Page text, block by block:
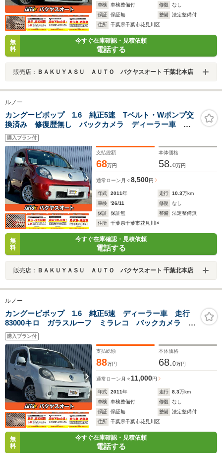
車検
車検整備付 修復
なし
保証
保証無 整備
法定整備付
住所
千葉県千葉市花見川区
無
料
今すぐ在庫確認・見積依頼
電話する
販売店： ＢＡＫＵＹＡＳＵ ＡＵＴＯ バクヤスオート 千葉北本店
ルノー
カングービボップ 1.6 純正5速 Tベルト・Wポンプ交
換済み 修復歴無し バックカメラ ディーラー車 車
検令和8年11月 ナビ・TV
購入プラン付
支払総額
68万円
本体価格
58.0万円
通常ローン 月々8,500円
年式 2011年 走行 10.3万km
車検
'26/11 修復
なし
保証
保証無 整備
法定整備無
住所
千葉県千葉市花見川区
無
料
今すぐ在庫確認・見積依頼
電話する
販売店： ＢＡＫＵＹＡＳＵ ＡＵＴＯ バクヤスオート 千葉北本店
ルノー
カングービボップ 1.6 純正5速 ディーラー車 走行
83000キロ ガラスルーフ ミラレコ バックカメラ ク
ルコン ETC
購入プラン付
支払総額
88万円
本体価格
68.0万円
通常ローン 月々 11,000円
年式 2011年 走行 8.3万km
車検
車検整備付 修復
なし
保証
保証無 整備
法定整備付
住所
千葉県千葉市花見川区
無
料
今すぐ在庫確認・見積依頼
電話する